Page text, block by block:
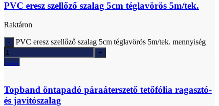
PVC eresz szellőző szalag 5cm téglavörös 5m/tek.
Raktáron
PVC eresz szellőző szalag 5cm téglavörös 5m/tek. mennyiség
Ajánlatkérés
Topband öntapadó páraáterszető tetőfólia ragasztó-
és javítószalag